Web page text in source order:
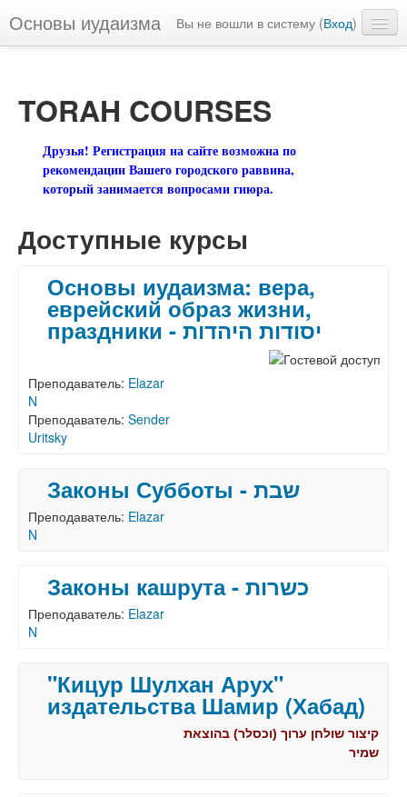
Основы иудаизма Вы не вошли в систему (Вход)
TORAH COURSES
Друзья! Регистрация на сайте возможна по
рекомендации Вашего городского раввина,
который занимается вопросами гиюра.
Доступные курсы
Основы иудаизма: вера,
еврейский образ жизни,
праздники - יסודות היהדות
Преподаватель: Elazar
N
Преподаватель: Sender
Uritsky
Законы Субботы - שבת
Преподаватель: Elazar
N
Законы кашрута - כשרות
Преподаватель: Elazar
N
"Кицур Шулхан Арух"
издательства Шамир (Хабад)
קיצור שולחן ערוך (וכסלר) בהוצאת
שמיר